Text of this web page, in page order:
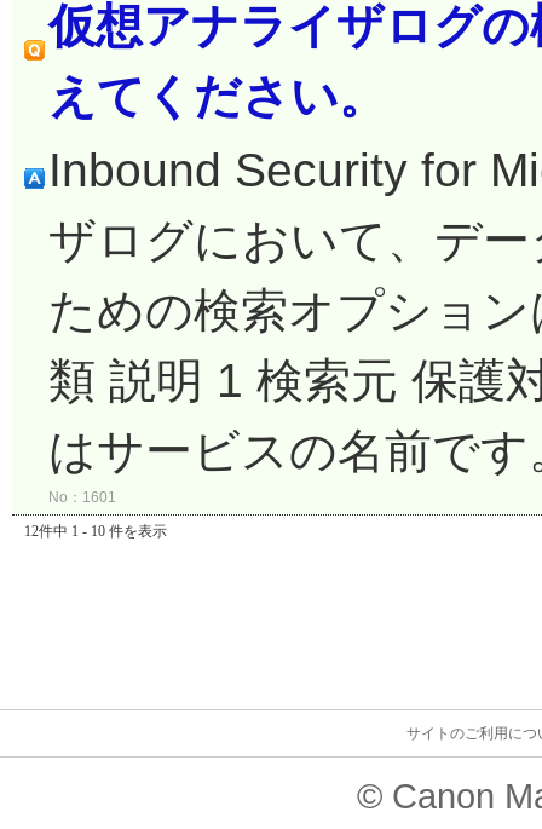
仮想アナライザログ
えてください。
Inbound Security for
ザログにおいて、デ
ための検索オプショ
類 説明 1 検索元 保護
はサービスの名前で
No：1601
12件中 1 - 10 件を表示
サイトのご利用につ
© Canon